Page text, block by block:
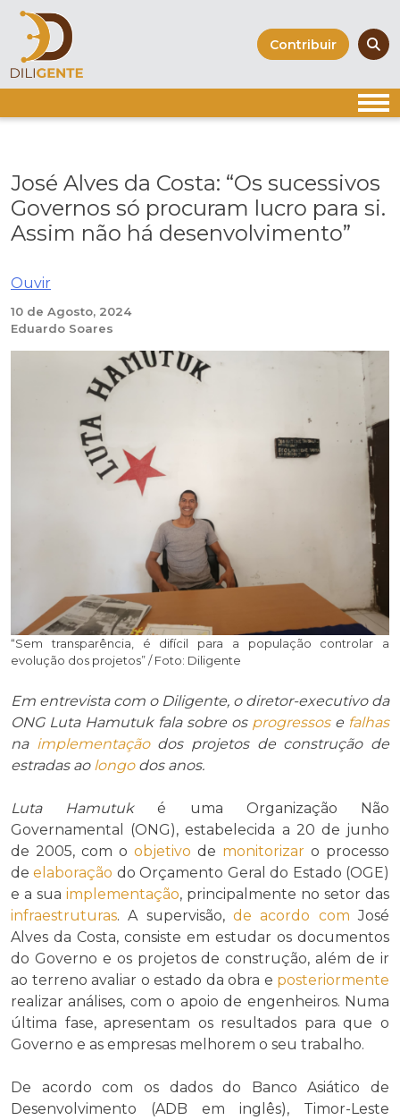
Skip
content
Contribuir
José Alves da Costa: “Os sucessivos
Governos só procuram lucro para si.
Assim não há desenvolvimento”
Ouvir
10 de Agosto, 2024
Eduardo Soares
“Sem transparência, é difícil para a população controlar a
evolução dos projetos” / Foto: Diligente
Em entrevista com o Diligente, o diretor-executivo da
ONG Luta Hamutuk fala sobre os progressose falhas
na implementação dos projetos de construção de
estradas ao longodos anos.
Luta Hamutuké uma Organização Não
Governamental (ONG), estabelecida a 20 de junho
de 2005, com o objetivo de monitorizar o processo
deelaboração do Orçamento Geral do Estado (OGE)
e a sua implementação, principalmente no setor das
infraestruturas. A supervisão, de acordo com José
Alves da Costa, consiste em estudar os documentos
do Governo e os projetos de construção, além de ir
ao terreno avaliar o estado da obra e posteriormente
realizar análises, com o apoio de engenheiros. Numa
última fase, apresentam os resultados para que o
Governo e as empresas melhorem o seu trabalho.
De acordo com os dados do Banco Asiático de
Desenvolvimento (ADB em inglês), Timor-Leste